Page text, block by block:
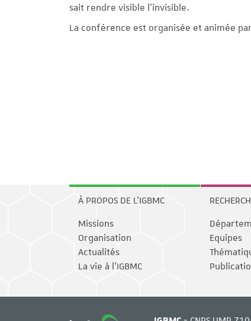
sait rendre visible l’invisible.
La conférence est organisée et animée par
À PROPOS DE L'IGBMC
Missions
Organisation
Actualités
La vie à l'IGBMC
Equipes